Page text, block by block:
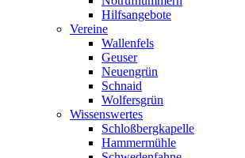
Hilfsangebote
Vereine
Wallenfels
Geuser
Neuengrün
Schnaid
Wolfersgrün
Wissenswertes
Schloßbergkapelle
Hammermühle